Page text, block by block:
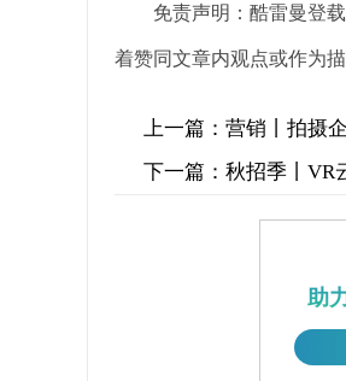
免责声明：酷雷曼登
着赞同文章内观点或作为
上一篇： 营销丨拍摄
下一篇： 秋招季丨VR
助